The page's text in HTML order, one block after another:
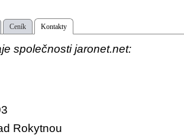
Ceník Kontakty
společnosti jaronet.net:
Rokytnou